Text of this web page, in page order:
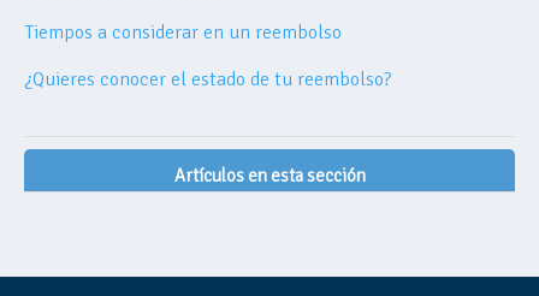
Tiempos a considerar en un reembolso
¿Quieres conocer el estado de tu reembolso?
Artículos en esta sección